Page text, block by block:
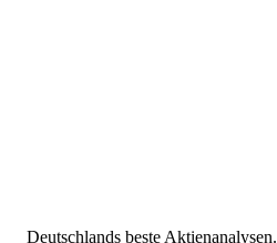
Deutschlands beste Aktienanalysen.